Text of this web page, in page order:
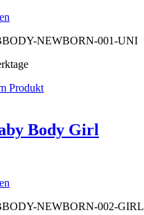
NEWBORN-001-UNI
Produkt
Body Girl
NEWBORN-002-GIRL